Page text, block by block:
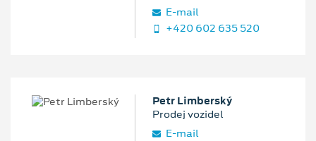
E‑mail
+420 602 635 520
Petr Limberský
Prodej vozidel
E‑mail